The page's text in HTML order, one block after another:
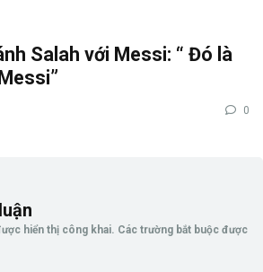
Salah với Messi: “ Đó là
0
hiển thị công khai. Các trường bắt buộc được